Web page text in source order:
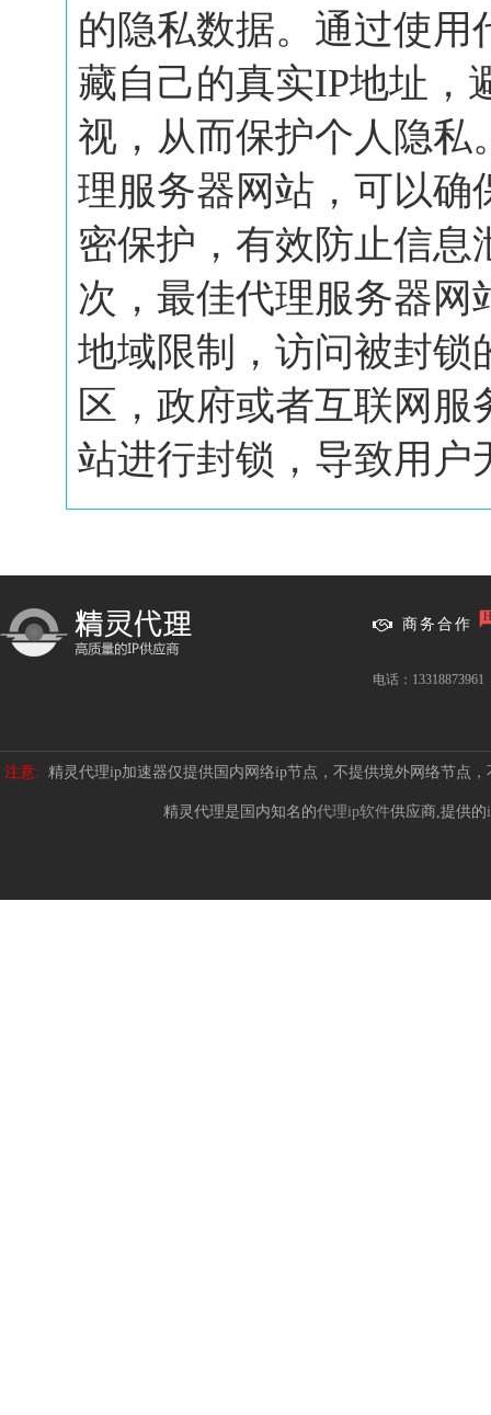
的隐私数据。通过使
藏自己的真实IP地址，
视，从而保护个人隐私
理服务器网站，可以确
密保护，有效防止信
次，最佳代理服务器
地域限制，访问被封锁
区，政府或者互联网
站进行封锁，导致用户
商务合作
电话：13318873961
注意: 精灵代理ip加速器仅提供国内网络ip节点，不提供境外网络节点
精灵代理是国内知名的代理ip软件供应商,提供的